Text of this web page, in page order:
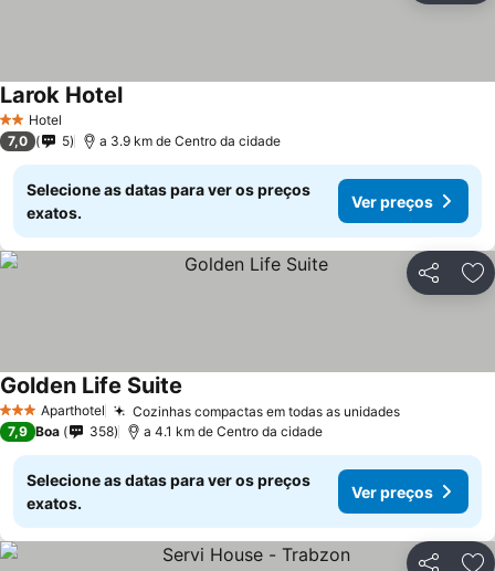
2 Estrelas
Hotel
Larok Hotel
7,0 5 a 3.9 km de Centro da cidade
Selecione as datas para ver os preços
exatos.
Ver preços
Partilhar
3 EstrelasAparthotel Cozinhas compactas em todas as unidades
Golden Life Suite
7,9 Boa 358 a 4.1 km de Centro da cidade
Selecione as datas para ver os preços
exatos.
Ver preços